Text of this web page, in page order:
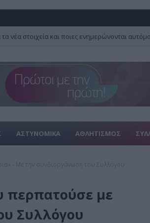
νέα στοιχεία και ποιες ενημερώνονται
ΑΣΤΥΝΟΜΙΚΑ ΑΘΛΗΤΙΣΜΟΣ
περπατούσε με
Συλλόγου